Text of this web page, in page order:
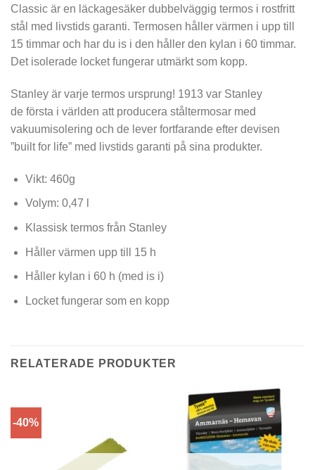
Classic är en läckagesäker dubbelväggig termos i rostfritt
stål med livstids garanti. Termosen håller värmen i upp till
15 timmar och har du is i den håller den kylan i 60 timmar.
Det isolerade locket fungerar utmärkt som kopp.
Stanley är varje termos ursprung! 1913 var Stanley
de första i världen att producera ståltermosar med
vakuumisolering och de lever fortfarande efter devisen
”built for life” med livstids garanti på sina produkter.
Vikt: 460g
Volym: 0,47 l
Klassisk termos från Stanley
Håller värmen upp till 15 h
Håller kylan i 60 h (med is i)
Locket fungerar som en kopp
RELATERADE PRODUKTER
-40%